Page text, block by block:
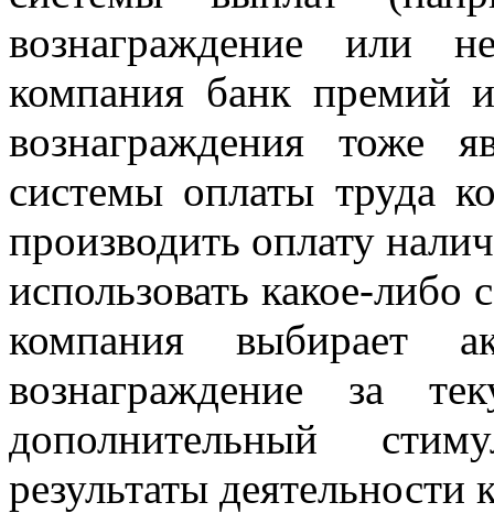
вознаграждение или
компания банк премий
вознаграждения тоже
системы оплаты труда
производить оплату
использовать какое-
компания выбирает
вознаграждение за
дополнительный
результаты деятельности